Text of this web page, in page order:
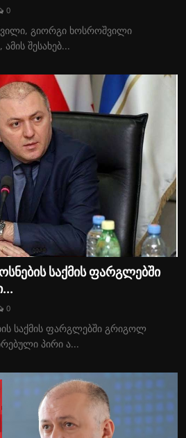
0
გიორგი ხოსროშვილი
შესახებ...
საქმის ფარგლებში
0
საქმის ფარგლებში გრიგოლ
პირი ა...